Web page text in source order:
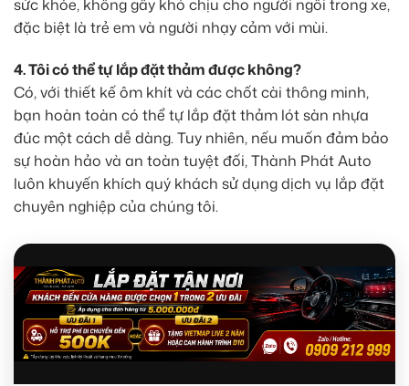
sức khỏe, không gây khó chịu cho người ngồi trong xe,
đặc biệt là trẻ em và người nhạy cảm với mùi.
4. Tôi có thể tự lắp đặt thảm được không?
Có, với thiết kế ôm khít và các chốt cài thông minh,
bạn hoàn toàn có thể tự lắp đặt thảm lót sàn nhựa
đúc một cách dễ dàng. Tuy nhiên, nếu muốn đảm bảo
sự hoàn hảo và an toàn tuyệt đối, Thành Phát Auto
luôn khuyến khích quý khách sử dụng dịch vụ lắp đặt
chuyên nghiệp của chúng tôi.